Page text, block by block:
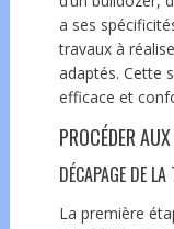
a ses
travaux à
adaptés. Cette
efficace et
PROCÉDER
DÉCAPAGE DE LA
La première